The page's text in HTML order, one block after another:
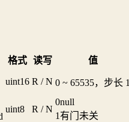
格式 读写
值
uint16 R / N 0 ~ 65535，步长 1
uint8 R / N
0null
1有门未关